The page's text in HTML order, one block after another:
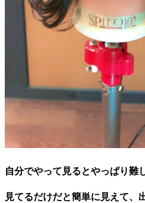
自分でやって見るとやっぱり難
見てるだけだと簡単に見えて、